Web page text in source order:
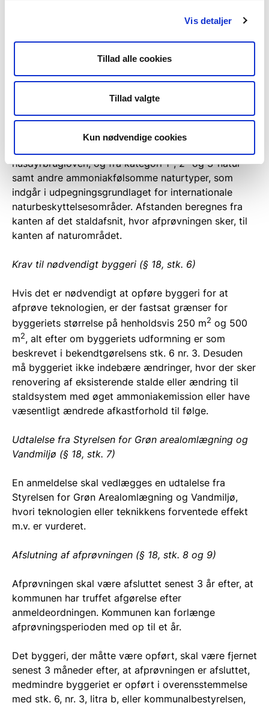
Vis detaljer
Tillad alle cookies
Tillad valgte
Kun nødvendige cookies
200 m fra denne beboelse ligger mindst 7
ejet af den ansvarlige for driften af husdyrbruget. Om
forståelsen af samlet bebyggelse henvises i øvrigt
tilvejledningen til kapitel 13om § 32 og svar fra
Endvidere skal afprøvningen ske mindst 100 m fra de
husdyrbrugloven, og fra kategori 1-, 2- og 3-natur
samt andre ammoniakfølsomme naturtyper, som
indgår i udpegningsgrundlaget for internationale
naturbeskyttelsesområder. Afstanden beregnes fra
kanten af det staldafsnit, hvor afprøvningen sker, til
kanten af naturområdet.
Krav til nødvendigt byggeri (§ 18, stk. 6)
Hvis det er nødvendigt at opføre byggeri for at
afprøve teknologien, er der fastsat grænser for
byggeriets størrelse på henholdsvis 250 m2 og 500
m2, alt efter om byggeriets udformning er som
beskrevet i bekendtgørelsens stk. 6 nr. 3. Desuden
må byggeriet ikke indebære ændringer, hvor der sker
renovering af eksisterende stalde eller ændring til
staldsystem med øget ammoniakemission eller have
væsentligt ændrede afkastforhold til følge.
Udtalelse fra Styrelsen for Grøn arealomlægning og
Vandmiljø (§ 18, stk. 7)
En anmeldelse skal vedlægges en udtalelse fra
Styrelsen for Grøn Arealomlægning og Vandmiljø,
hvori teknologien eller teknikkens forventede effekt
m.v. er vurderet.
Afslutning af afprøvningen (§ 18, stk. 8 og 9)
Afprøvningen skal være afsluttet senest 3 år efter, at
kommunen har truffet afgørelse efter
anmeldeordningen. Kommunen kan forlænge
afprøvningsperioden med op til et år.
Det byggeri, der måtte være opført, skal være fjernet
senest 3 måneder efter, at afprøvningen er afsluttet,
medmindre byggeriet er opført i overensstemmelse
med stk. 6, nr. 3, litra b, eller kommunalbestyrelsen,